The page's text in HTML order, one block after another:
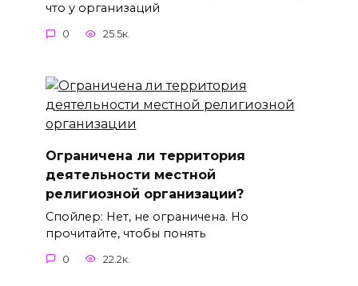
что у организаций
0 25.5к.
Ограничена ли территория
деятельности местной
религиозной организации?
Спойлер: Нет, не ограничена. Но
прочитайте, чтобы понять
0 22.2к.